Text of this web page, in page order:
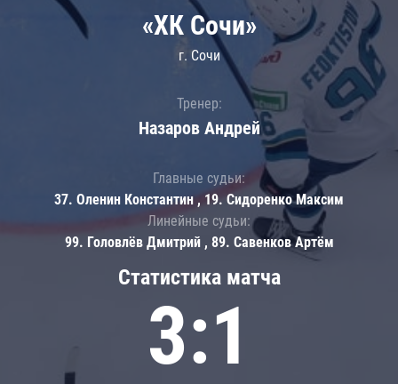
Статистика матча
3:1
«ХК Сочи»
г. Сочи
Тренер:
Назаров Андрей
Главные судьи:
37. Оленин Константин , 19. Сидоренко Максим
Линейные судьи:
99. Головлёв Дмитрий , 89. Савенков Артём